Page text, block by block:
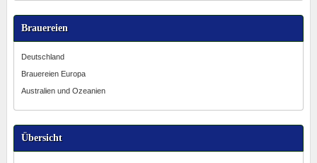
Brauereien
Deutschland
Brauereien Europa
Australien und Ozeanien
Übersicht